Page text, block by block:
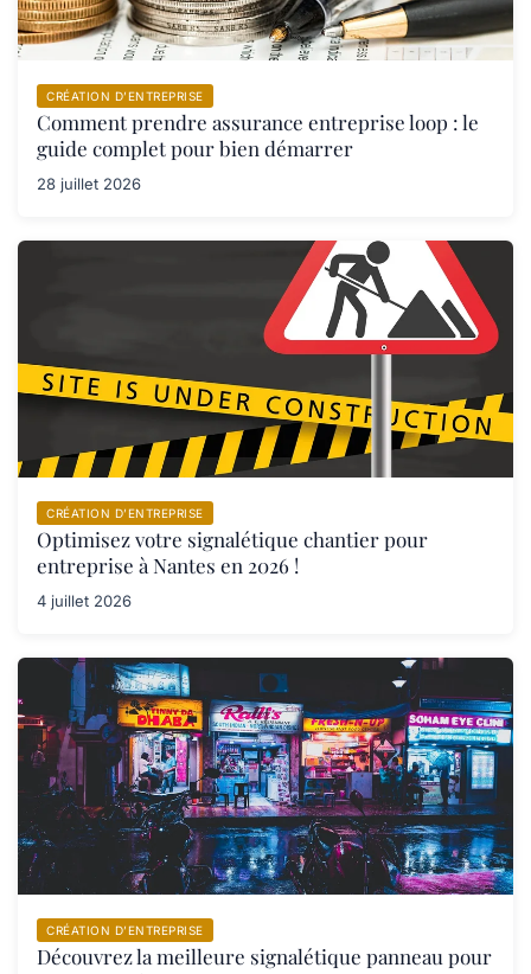
CRÉATION D’ENTREPRISE
Comment prendre assurance entreprise loop : le
guide complet pour bien démarrer
28 juillet 2026
CRÉATION D’ENTREPRISE
Optimisez votre signalétique chantier pour
entreprise à Nantes en 2026 !
4 juillet 2026
CRÉATION D’ENTREPRISE
Découvrez la meilleure signalétique panneau pour